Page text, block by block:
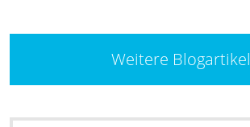
Weitere Blogartikel